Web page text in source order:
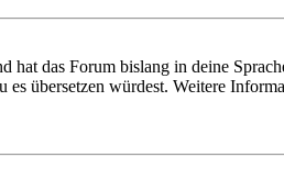
das Forum bislang in deine
übersetzen würdest. Weitere